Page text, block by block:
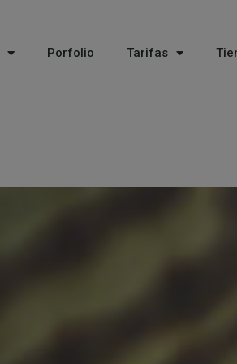
Porfolio Tarifas